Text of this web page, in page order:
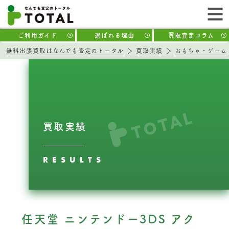
ご利用ガイド 選ばれる理由 買取査定コラム
無料出張買取はなんでも査定のトータル 買取実績 おもちゃ・ゲーム
買取実績
RESULTS
任天堂 ニンテンドー3DS アク